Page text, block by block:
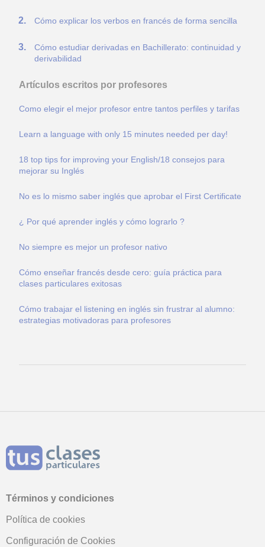
Cómo explicar los verbos en francés de forma sencilla
Cómo estudiar derivadas en Bachillerato: continuidad y
derivabilidad
Artículos escritos por profesores
Como elegir el mejor profesor entre tantos perfiles y tarifas
Learn a language with only 15 minutes needed per day!
18 top tips for improving your English/18 consejos para
mejorar su Inglés
No es lo mismo saber inglés que aprobar el First Certificate
¿ Por qué aprender inglés y cómo lograrlo ?
No siempre es mejor un profesor nativo
Cómo enseñar francés desde cero: guía práctica para
clases particulares exitosas
Cómo trabajar el listening en inglés sin frustrar al alumno:
estrategias motivadoras para profesores
Términos y condiciones
Política de cookies
Configuración de Cookies